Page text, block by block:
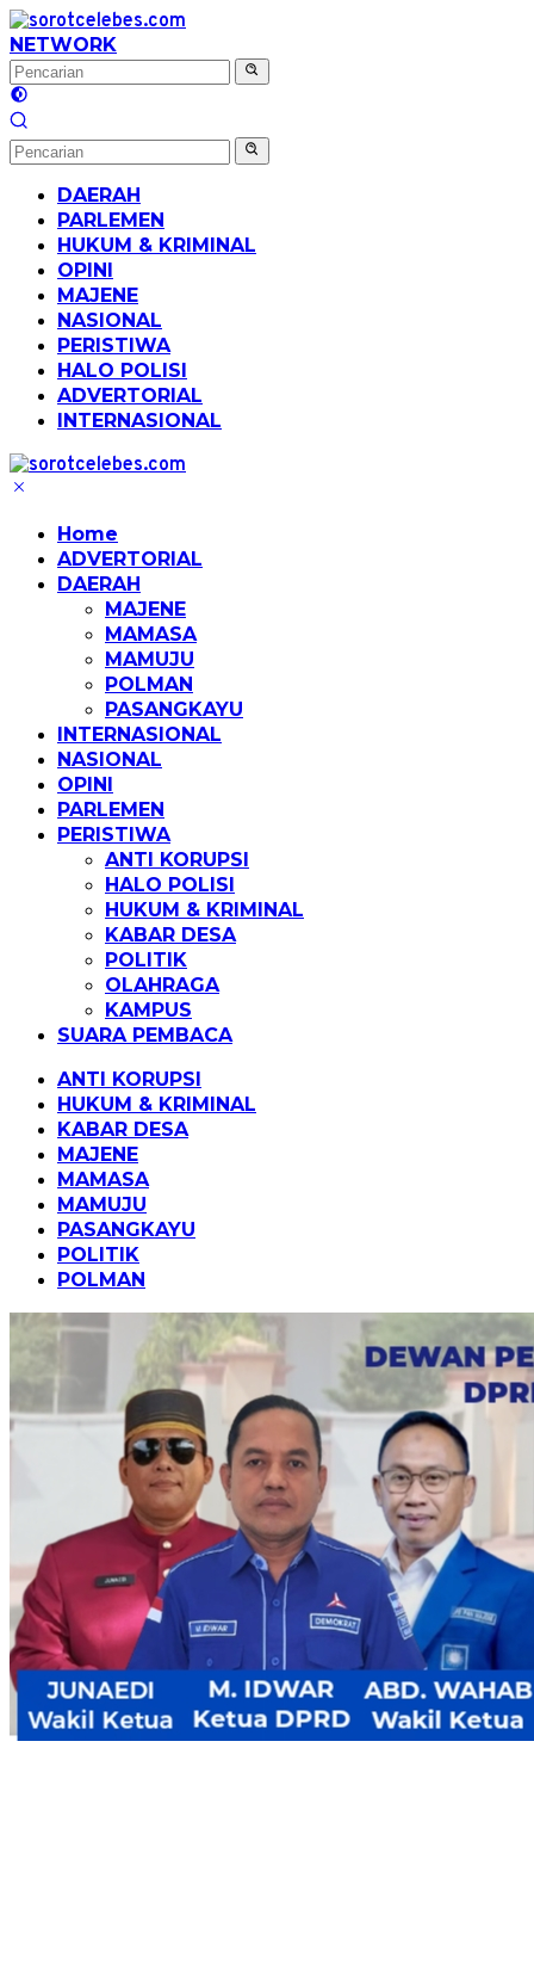
Langsung
ke
konten
NETWORK
DAERAH
PARLEMEN
HUKUM & KRIMINAL
OPINI
MAJENE
NASIONAL
PERISTIWA
HALO POLISI
ADVERTORIAL
INTERNASIONAL
Home
ADVERTORIAL
DAERAH
MAJENE
MAMASA
MAMUJU
POLMAN
PASANGKAYU
INTERNASIONAL
NASIONAL
OPINI
PARLEMEN
PERISTIWA
ANTI KORUPSI
HALO POLISI
HUKUM & KRIMINAL
KABAR DESA
POLITIK
OLAHRAGA
KAMPUS
SUARA PEMBACA
ANTI KORUPSI
HUKUM & KRIMINAL
KABAR DESA
MAJENE
MAMASA
MAMUJU
PASANGKAYU
POLITIK
POLMAN